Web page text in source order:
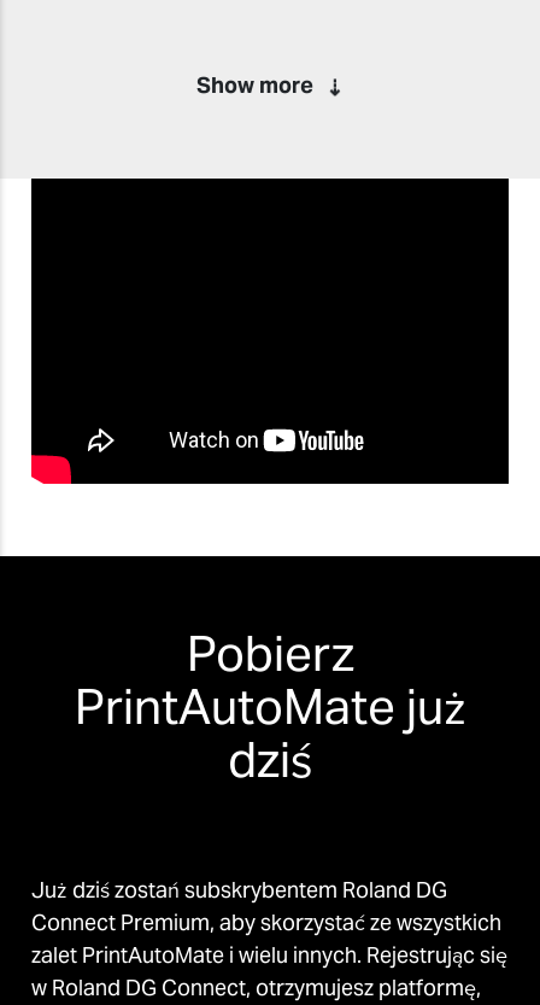
Niech aplikacja się tym zajmie
ręczne dodawanie grafiki do
Pobierz
PrintAutoMate już
dziś
Już dziś zostań subskrybentem Roland DG
Connect Premium, aby skorzystać ze wszystkich
zalet PrintAutoMate i wielu innych. Rejestrując się
w Roland DG Connect, otrzymujesz platformę,